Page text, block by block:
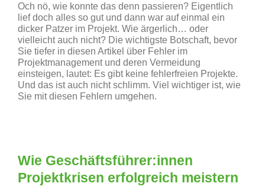
Och nö, wie konnte das denn passieren? Eigentlich
lief doch alles so gut und dann war auf einmal ein
dicker Patzer im Projekt. Wie ärgerlich… oder
vielleicht auch nicht? Die wichtigste Botschaft, bevor
Sie tiefer in diesen Artikel über Fehler im
Projektmanagement und deren Vermeidung
einsteigen, lautet: Es gibt keine fehlerfreien Projekte.
Und das ist auch nicht schlimm. Viel wichtiger ist, wie
Sie mit diesen Fehlern umgehen.
Wie Geschäftsführer:innen
Projektkrisen erfolgreich meistern